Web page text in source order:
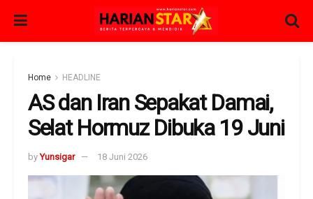
Home HEADLINE
AS dan Iran Sepakat Damai,
Selat Hormuz Dibuka 19 Juni
by Yunsigar 18 Juni 2026